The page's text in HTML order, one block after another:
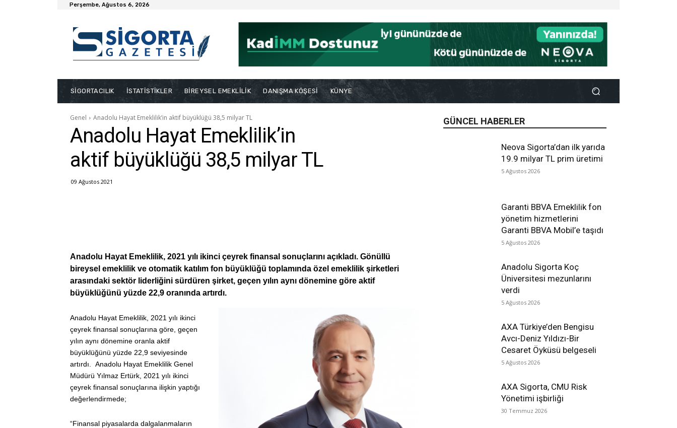
Perşembe, Ağustos 6, 2026
SİGORTACILIK İSTATİSTİKLER BİREYSEL EMEKLİLİK DANIŞMA KÖŞESİ KÜNYE
GÜNCEL HABERLER
Neova Sigorta’dan ilk yarıda
19.9 milyar TL prim üretimi
5 Ağustos 2026
Garanti BBVA Emeklilik fon
yönetim hizmetlerini
Garanti BBVA Mobil’e taşıdı
5 Ağustos 2026
Anadolu Sigorta Koç
Üniversitesi mezunlarını
verdi
5 Ağustos 2026
AXA Türkiye’den Bengisu
Avcı-Deniz Yıldızı-Bir
Cesaret Öyküsü belgeseli
5 Ağustos 2026
AXA Sigorta, CMU Risk
Yönetimi işbirliği
30 Temmuz 2026
Genel Anadolu Hayat Emeklilik’in aktif büyüklüğü 38,5 milyar TL
Anadolu Hayat Emeklilik’in
aktif büyüklüğü 38,5 milyar TL
09 Ağustos 2021
Anadolu Hayat Emeklilik, 2021 yılı ikinci çeyrek finansal sonuçlarını açıkladı. Gönüllü
bireysel emeklilik ve otomatik katılım fon büyüklüğü toplamında özel emeklilik şirketleri
arasındaki sektör liderliğini sürdüren şirket, geçen yılın aynı dönemine göre aktif
büyüklüğünü yüzde 22,9 oranında artırdı.
Anadolu Hayat Emeklilik, 2021 yılı ikinci
çeyrek finansal sonuçlarına göre, geçen
yılın aynı dönemine oranla aktif
büyüklüğünü yüzde 22,9 seviyesinde
artırdı.
Anadolu Hayat Emeklilik Genel
Müdürü Yılmaz Ertürk, 2021 yılı ikinci
çeyrek finansal sonuçlarına ilişkin yaptığı
değerlendirmede;
“Finansal piyasalarda dalgalanmaların